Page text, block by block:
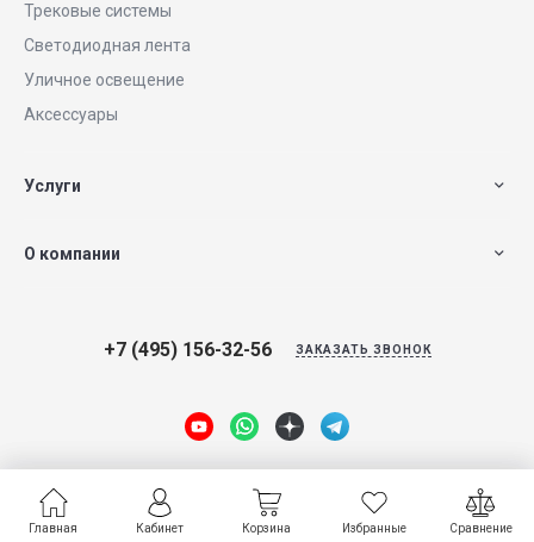
Главная Кабинет Корзина Избранные Сравнение
Главная Кабинет Корзина Избранные Сравнение
Трековые системы
Светодиодная лента
Уличное освещение
Аксессуары
Услуги
О компании
+7 (495) 156-32-56 ЗАКАЗАТЬ ЗВОНОК